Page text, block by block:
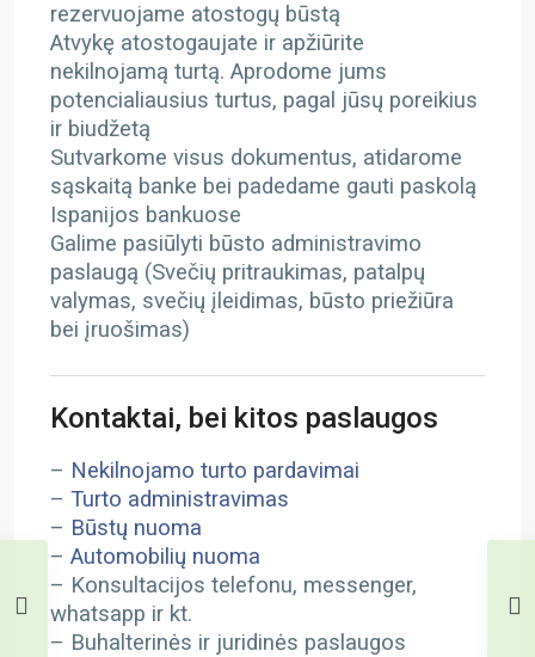
rezervuojame atostogų būstą
Atvykę atostogaujate ir apžiūrite
nekilnojamą turtą. Aprodome jums
potencialiausius turtus, pagal jūsų poreikius
ir biudžetą
Sutvarkome visus dokumentus, atidarome
sąskaitą banke bei padedame gauti paskolą
Ispanijos bankuose
Galime pasiūlyti būsto administravimo
paslaugą (Svečių pritraukimas, patalpų
valymas, svečių įleidimas, būsto priežiūra
bei įruošimas)
Kontaktai, bei kitos paslaugos
– Nekilnojamo turto pardavimai
– Turto administravimas
– Būstų nuoma
– Automobilių nuoma
– Konsultacijos telefonu, messenger,
whatsapp ir kt.
– Buhalterinės ir juridinės paslaugos